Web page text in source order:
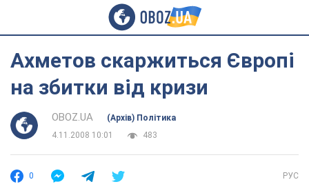
Ахметов скаржиться Європі
на збитки від кризи
OBOZ.UA
(Архів) Політика
4.11.2008 10:01
483
0 РУС